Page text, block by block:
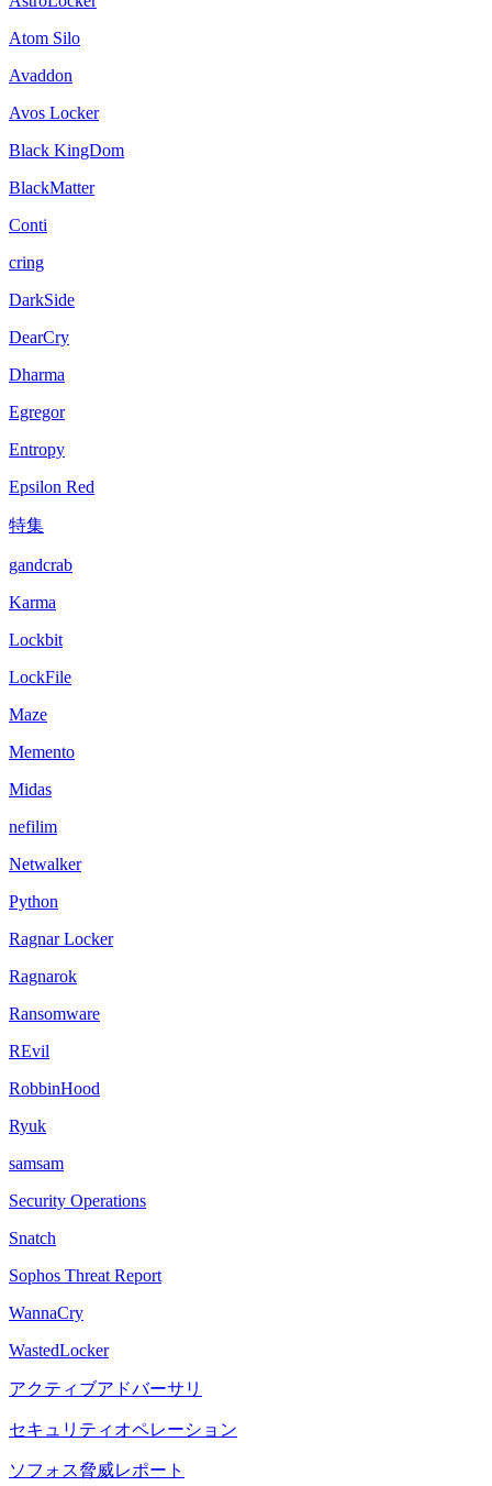
Atom Silo
Avaddon
Avos Locker
Black KingDom
BlackMatter
Conti
cring
DarkSide
DearCry
Dharma
Egregor
Entropy
Epsilon Red
特集
gandcrab
Karma
Lockbit
LockFile
Maze
Memento
Midas
nefilim
Netwalker
Python
Ragnar Locker
Ragnarok
Ransomware
REvil
RobbinHood
Ryuk
samsam
Security Operations
Snatch
Sophos Threat Report
WannaCry
WastedLocker
アクティブアドバーサリ
セキュリティオペレーション
ソフォス脅威レポート